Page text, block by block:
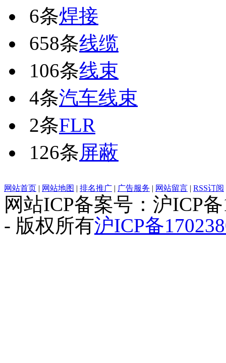
6条焊接
658条线缆
106条线束
4条汽车线束
2条FLR
126条屏蔽
网站首页 | 网站地图 | 排名推广 | 广告服务 | 网站留言 | RSS订阅
网站ICP备案号：沪ICP
- 版权所有沪ICP备